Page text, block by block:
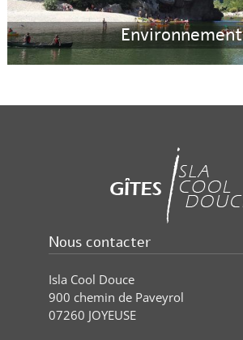
Environnement
Nous contacter
Isla Cool Douce
900 chemin de Paveyrol
07260 JOYEUSE